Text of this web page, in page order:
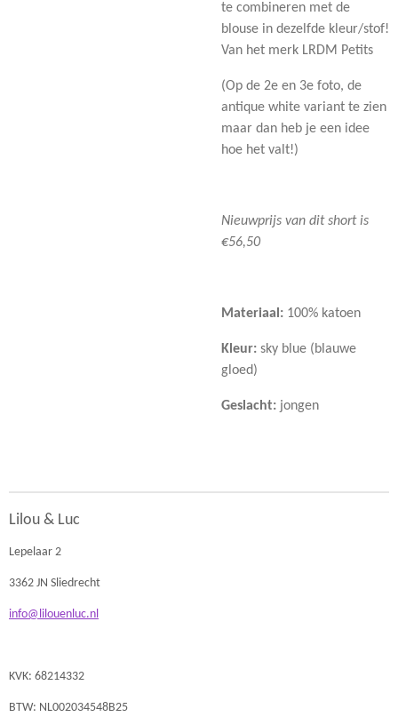
te combineren met de
blouse in dezelfde kleur/stof!
Van het merk LRDM Petits
(Op de 2e en 3e foto, de
antique white variant te zien
maar dan heb je een idee
hoe het valt!)
Nieuwprijs van dit short is
€56,50
Materiaal: 100% katoen
Kleur: sky blue (blauwe
gloed)
Geslacht: jongen
Lilou & Luc
Lepelaar 2
3362 JN Sliedrecht
info@lilouenluc.nl
KVK: 68214332
BTW: NL002034548B25